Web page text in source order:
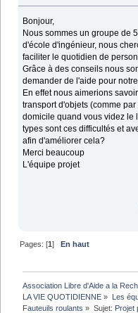
Bonjour,
Nous sommes un groupe de
d'école d'ingénieur, nous
faciliter le quotidien de
Grâce à des conseils nous
demander de l'aide pour
En effet nous aimerions
transport d'objets (comme
domicile quand vous videz le
types sont ces difficultés et
afin d'améliorer cela?
Merci beaucoup
L'équipe projet
Pages: [1]En haut
Association Libre d'Aide a la
LA VIE QUOTIDIENNE » Les
Fauteuils roulants » Sujet: Projet